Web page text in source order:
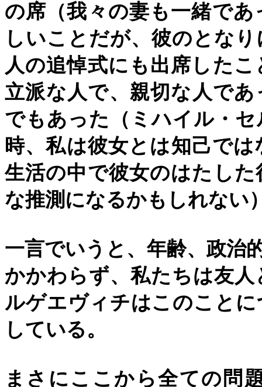
の席（我々の妻も一緒で
しいことだが、彼のとな
人の追悼式にも出席した
立派な人で、親切な人で
でもあった（ミハイル・
時、私は彼女とは知己で
生活の中で彼女のはたし
な推測になるかもしれない
一言でいうと、年齢、政治
かかわらず、私たちは友
ルゲエヴィチはこのこと
している。
まさにここから全ての問